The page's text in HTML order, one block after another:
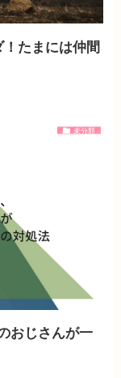
！たまには仲間
未分類
おじさんが一